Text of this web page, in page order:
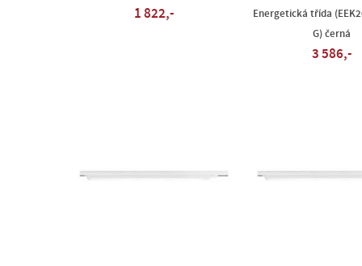
1 822,-
Energetická třída
G) černá
3 586,-